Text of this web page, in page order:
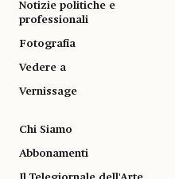
Notizie politiche e
professionali
Fotografia
Vedere a
Vernissage
Chi Siamo
Abbonamenti